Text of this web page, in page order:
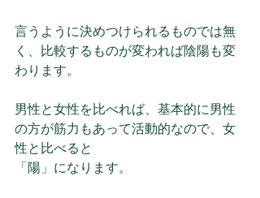
言うように決めつけられるものでは無
く、比較するものが変われば陰陽も変
わります。
男性と女性を比べれば、基本的に男性
の方が筋力もあって活動的なので、女
性と比べると
「陽」になります。